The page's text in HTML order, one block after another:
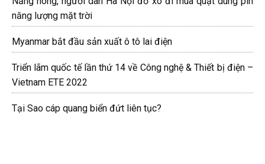
năng lượng mặt trời
Myanmar bắt đầu sản xuất ô tô lai điện
Triển lãm quốc tế lần thứ 14 về Công nghệ & Thiết bị điện –
Vietnam ETE 2022
Tại Sao cáp quang biển đứt liên tục?